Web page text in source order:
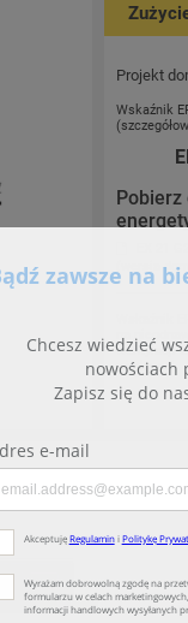
Projekt
Wskaźnik
Pobierz
(wersja
na
wentylacji
użytkowej.